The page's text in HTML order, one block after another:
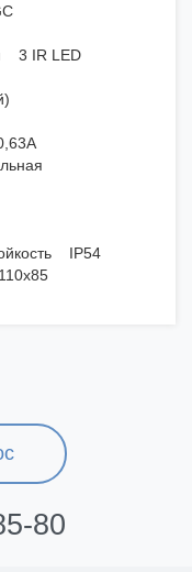
3 IR LED
IP54
80